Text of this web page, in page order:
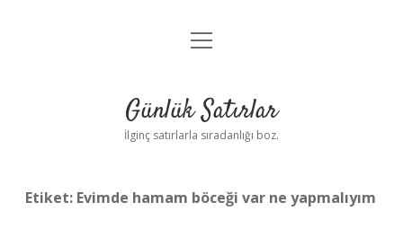
Anasayfa
Yasal Uyarı
menüyü
Günlük Satırlar
İlginç satırlarla sıradanlığı boz.
Etiket: Evimde hamam böceği var ne yapmalıyım